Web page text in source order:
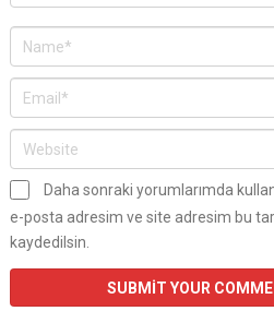
Daha sonraki yorumlarımda
e-posta adresim ve site adresim bu
kaydedilsin.